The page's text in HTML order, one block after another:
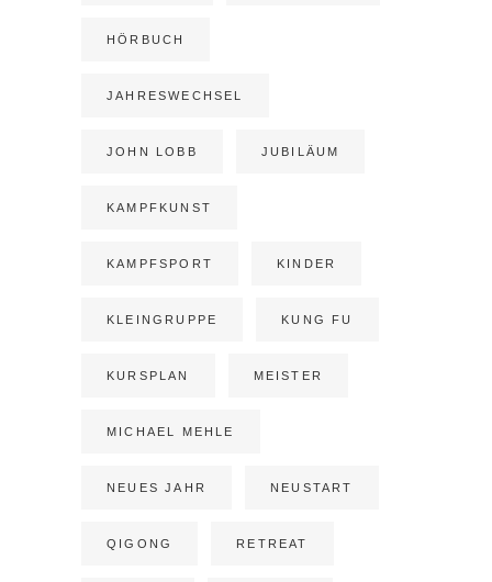
HÖRBUCH
JAHRESWECHSEL
JOHN LOBB JUBILÄUM
KAMPFKUNST
KAMPFSPORT KINDER
KLEINGRUPPE KUNG FU
KURSPLAN MEISTER
MICHAEL MEHLE
NEUES JAHR NEUSTART
QIGONG RETREAT